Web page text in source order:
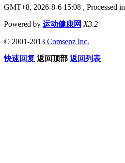
GMT+8, 2026-8-6 15:08 , Processed
Powered by 运动健康网 X3.2
© 2001-2013 Comsenz Inc.
快速回复 返回顶部 返回列表